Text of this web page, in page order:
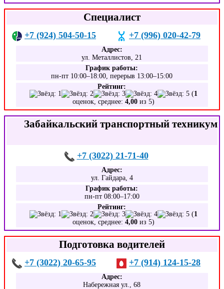
Специалист
+7 (924) 504-50-15 +7 (996) 020-42-79
Адрес:
ул. Металлистов, 21
График работы:
пн-пт 10:00–18:00, перерыв 13:00–15:00
Рейтинг:
(1
оценок, среднее:4,00 из 5)
Забайкальский транспортный техникум
+7 (3022) 21-71-40
Адрес:
ул. Гайдара, 4
График работы:
пн-пт 08:00–17:00
Рейтинг:
(1
оценок, среднее:4,00 из 5)
Подготовка водителей
+7 (3022) 20-65-95 +7 (914) 124-15-28
Адрес:
Набережная ул., 68